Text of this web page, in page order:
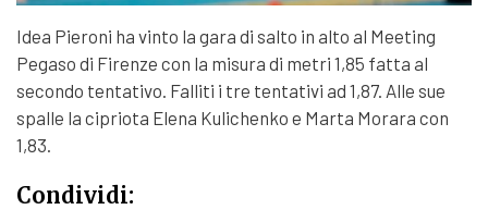
Idea Pieroni ha vinto la gara di salto in alto al Meeting
Pegaso di Firenze con la misura di metri 1,85 fatta al
secondo tentativo. Falliti i tre tentativi ad 1,87. Alle sue
spalle la cipriota Elena Kulichenko e Marta Morara con
1,83.
Condividi: